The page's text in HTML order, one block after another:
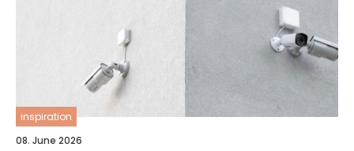
inspiration
08. June 2026